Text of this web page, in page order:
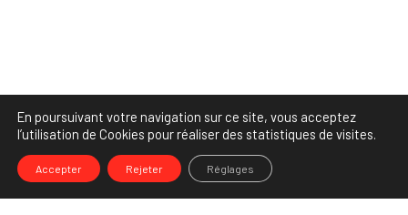
En poursuivant votre navigation sur ce site, vous acceptez
l’utilisation de Cookies pour réaliser des statistiques de visites.
Accepter Rejeter Réglages